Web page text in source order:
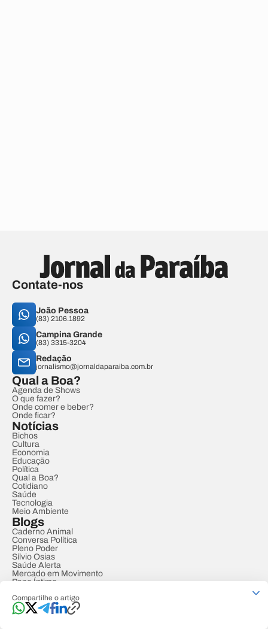
Compartilhe o artigo
Contate-nos
João Pessoa
(83) 2106.1892
Campina Grande
(83) 3315-3204
Redação
jornalismo@jornaldaparaiba.com.br
Qual a Boa?
Agenda de Shows
O que fazer?
Onde comer e beber?
Onde ficar?
Notícias
Bichos
Cultura
Economia
Educação
Política
Qual a Boa?
Cotidiano
Saúde
Tecnologia
Meio Ambiente
Blogs
Caderno Animal
Conversa Política
Pleno Poder
Sílvio Osias
Saúde Alerta
Mercado em Movimento
Papo Íntimo
Mais
Últimas Notícias
Tábuas de Marés em João Pessoa